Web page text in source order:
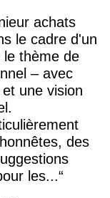
achats
le cadre d'un
thème de
– avec
une vision
des
les...